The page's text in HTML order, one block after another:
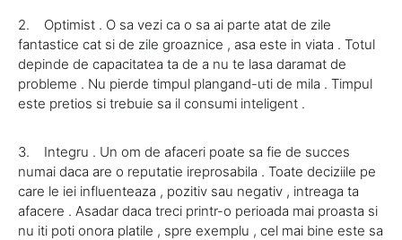
2. Optimist . O sa vezi ca o sa ai parte atat de zile
fantastice cat si de zile groaznice , asa este in viata . Totul
depinde de capacitatea ta de a nu te lasa daramat de
probleme . Nu pierde timpul plangand-uti de mila . Timpul
este pretios si trebuie sa il consumi inteligent .
3. Integru . Un om de afaceri poate sa fie de succes
numai daca are o reputatie ireprosabila . Toate deciziile pe
care le iei influenteaza , pozitiv sau negativ , intreaga ta
afacere . Asadar daca treci printr-o perioada mai proasta si
nu iti poti onora platile , spre exemplu , cel mai bine este sa